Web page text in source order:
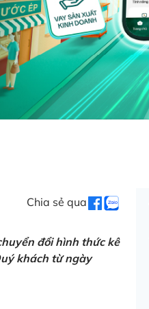
Chia sẻ qua
đổi hình thức kê
khách từ ngày